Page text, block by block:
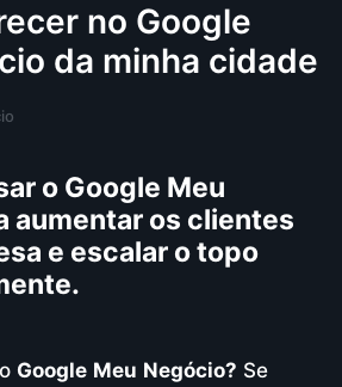
no Google
da minha cidade
o Google Meu
aumentar os clientes
e escalar o topo
Google Meu Negócio? Se